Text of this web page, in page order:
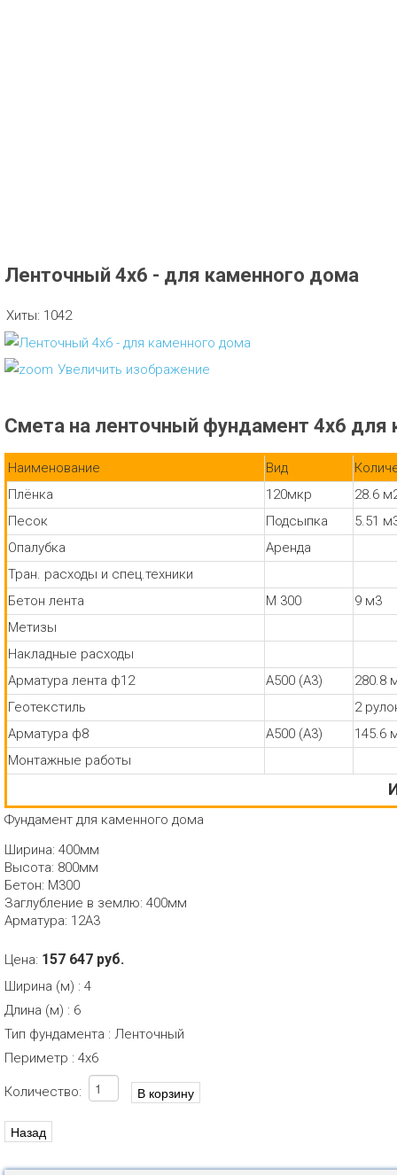
Ленточный 4х6 - для каменного дома
Хиты: 1042
Увеличить изображение
Смета на ленточный фундамент 4х6 для
Наименование Вид
Плёнка
120мкр
28.6
Песок
Подсыпка
5.51
Опалубка
Аренда
Тран. расходы и спец.техники
Бетон лента
М 300
9 м3
Метизы
Накладные расходы
Арматура лента ф12
А500 (А3)
280.8
Геотекстиль
2
Арматура ф8
А500 (А3)
145.6
Монтажные работы
Фундамент для каменного дома
Ширина: 400мм
Высота: 800мм
Бетон: М300
Заглубление в землю: 400мм
Арматура: 12А3
Цена: 157 647 руб.
Ширина (м) : 4
Длина (м) : 6
Тип фундамента : Ленточный
Периметр : 4х6
Количество: